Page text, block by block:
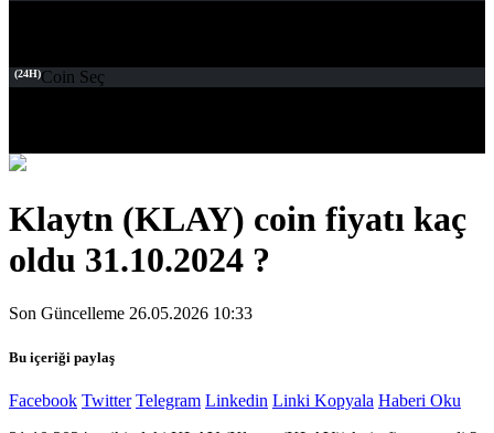
(24H)Coin Seç
Klaytn (KLAY) coin fiyatı kaç
oldu 31.10.2024 ?
Son Güncelleme 26.05.2026 10:33
Bu içeriği paylaş
Facebook Twitter Telegram Linkedin Linki Kopyala Haberi Oku